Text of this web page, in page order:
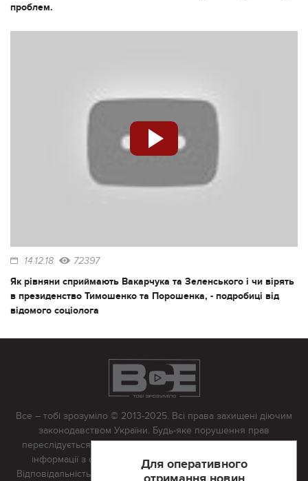
проблем.
14.12.18 72397
Як рівняни сприймають Вакарчука та Зеленського і чи вірять
в президенство Тимошенко та Порошенка, - подробиці від
відомого соціолога
Для оперативного
Все – тобі зрозуміло © 2013-2025. Всі права захищені діючим
законодавством України. Будь-яке порушення прав
переслідується в судовому порядку. Будь-яке відтворення
інформації з сайту тільки з письмово дозволу редакції.
Відповідальність за достовірність усіх матеріалів, розміщених